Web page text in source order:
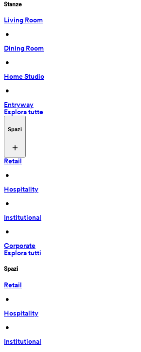
Stanze
Living Room
•
Dining Room
•
Home Studio
•
Entryway
Esplora tutte
Spazi
Retail
•
Hospitality
•
Institutional
•
Corporate
Esplora tutti
Spazi
Retail
•
Hospitality
•
Institutional